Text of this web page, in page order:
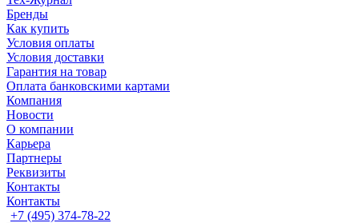
Бренды
Как купить
Условия оплаты
Условия доставки
Гарантия на товар
Оплата банковскими картами
Компания
Новости
О компании
Карьера
Партнеры
Реквизиты
Контакты
Контакты
+7 (495) 374-78-22